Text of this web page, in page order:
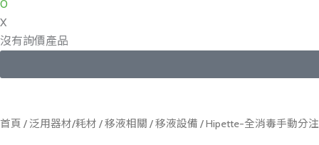
0
X
沒有詢價產品
首頁 /泛用器材/耗材 /移液相關 /移液設備 / Hipette-全消毒手動分